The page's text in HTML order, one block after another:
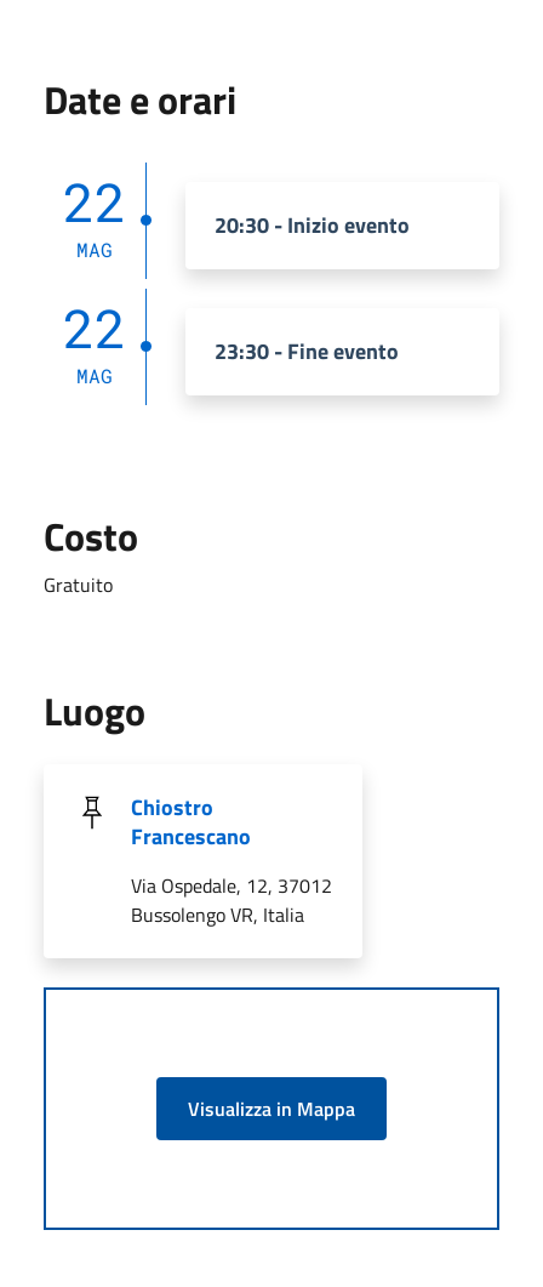
Date e orari
22
MAG
20:30 - Inizio evento
22
MAG
23:30 - Fine evento
Costo
Gratuito
Luogo
Chiostro
Francescano
Via Ospedale, 12, 37012
Bussolengo VR, Italia
Visualizza in Mappa